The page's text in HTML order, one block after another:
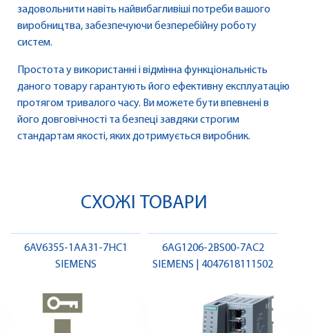
задовольнити навіть найвибагливіші потреби вашого
виробництва, забезпечуючи безперебійну роботу
систем.
Простота у використанні і відмінна функціональність
даного товару гарантують його ефективну експлуатацію
протягом тривалого часу. Ви можете бути впевнені в
його довговічності та безпеці завдяки строгим
стандартам якості, яких дотримується виробник.
СХОЖІ ТОВАРИ
6AV6355-1AA31-7HC1
SIEMENS
6AG1206-2BS00-7AC2
SIEMENS | 4047618111502